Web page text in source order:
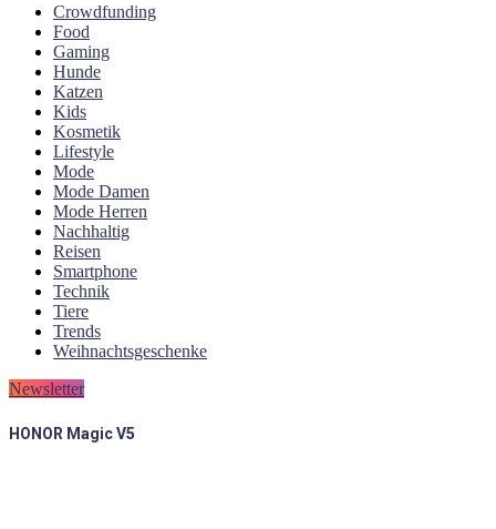
Crowdfunding
Food
Gaming
Hunde
Katzen
Kids
Kosmetik
Lifestyle
Mode
Mode Damen
Mode Herren
Nachhaltig
Reisen
Smartphone
Technik
Tiere
Trends
Weihnachtsgeschenke
Newsletter
HONOR Magic V5